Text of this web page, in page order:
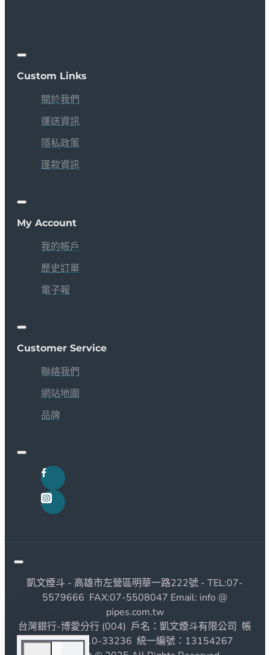
Custom Links
關於我們
運送資訊
隱私政策
匯款資訊
My Account
我的帳戶
歷史訂單
電子報
Customer Service
聯絡我們
網站地圖
品牌
凱文煙斗 - 高雄市左營區明華一路222號 - TEL:07-
5579666 FAX:07-5508047 Email: info @
pipes.com.tw
台灣銀行-博愛分行 (004) 戶名：凱文煙斗有限公司 帳
號：1190010-33236 統一編號：13154267